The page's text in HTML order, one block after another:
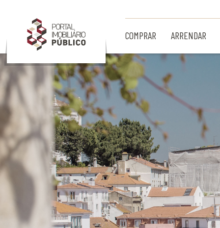
COMPRAR ARRENDAR